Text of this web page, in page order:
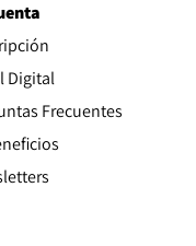
DigitalOpens in new
Frecuentes